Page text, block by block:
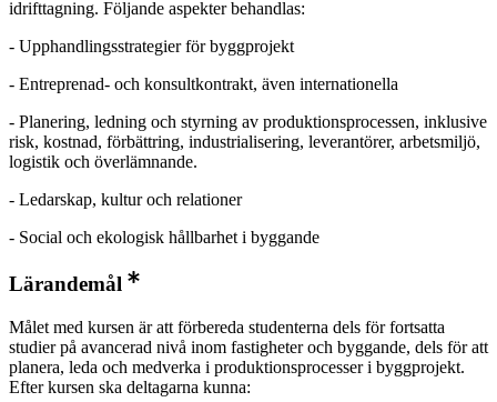
idrifttagning. Följande aspekter behandlas:
- Upphandlingsstrategier för byggprojekt
- Entreprenad- och konsultkontrakt, även internationella
- Planering, ledning och styrning av produktionsprocessen, inklusive
risk, kostnad, förbättring, industrialisering, leverantörer, arbetsmiljö,
logistik och överlämnande.
- Ledarskap, kultur och relationer
- Social och ekologisk hållbarhet i byggande
Lärandemål
Målet med kursen är att förbereda studenterna dels för fortsatta
studier på avancerad nivå inom fastigheter och byggande, dels för att
planera, leda och medverka i produktionsprocesser i byggprojekt.
Efter kursen ska deltagarna kunna: